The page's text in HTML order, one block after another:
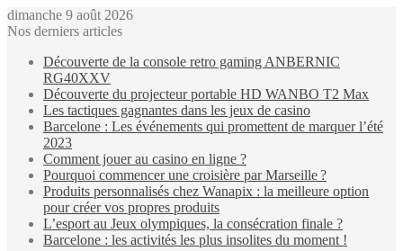
dimanche 9 août 2026
Nos derniers articles
Découverte de la console retro gaming ANBERNIC
RG40XXV
Découverte du projecteur portable HD WANBO T2 Max
Les tactiques gagnantes dans les jeux de casino
Barcelone : Les événements qui promettent de marquer l’été
2023
Comment jouer au casino en ligne ?
Pourquoi commencer une croisière par Marseille ?
Produits personnalisés chez Wanapix : la meilleure option
pour créer vos propres produits
L’esport au Jeux olympiques, la consécration finale ?
Barcelone : les activités les plus insolites du moment !